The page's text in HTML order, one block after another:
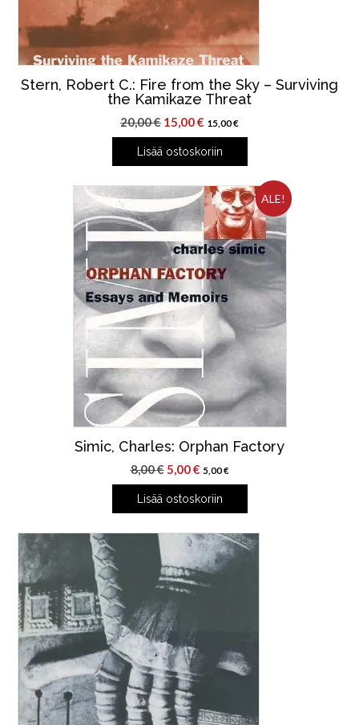
Stern, Robert C.: Fire from the Sky – Surviving
the Kamikaze Threat
20,00€ Alkuperäinen
hinta
oli:
15,00€ Nykyinen
hinta
on:
15,00€
Lisää ostoskoriin
ALE!
Simic, Charles: Orphan Factory
8,00€ Alkuperäinen
hinta
oli:
5,00€Nykyinen
hinta
on:
5,00€
Lisää ostoskoriin